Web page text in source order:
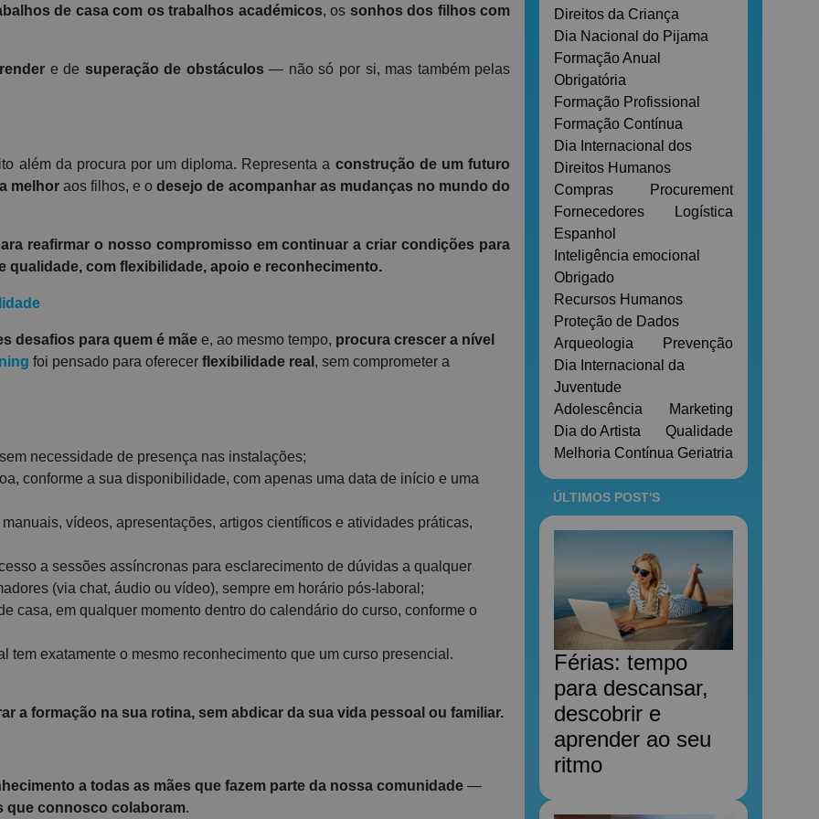
Direitos da Criança
Dia Nacional do Pijama
Formação Anual
Obrigatória
Formação Profissional
Formação Contínua
Dia Internacional dos
Direitos Humanos
Compras
Procurement
Fornecedores
Logística
Espanhol
Inteligência emocional
Obrigado
Recursos Humanos
Proteção de Dados
Arqueologia
Prevenção
Dia Internacional da
Juventude
Adolescência
Marketing
Dia do Artista
Qualidade
Melhoria Contínua Geriatria
ÚLTIMOS POST'S
Férias: tempo
para descansar,
descobrir e
aprender ao seu
ritmo
de casa com os trabalhos académicos, os sonhos dos filhos com
e de superação de obstáculos— não só por si, mas também pelas
além da procura por um diploma. Representa a construção de um futuro
melhoraos filhos, e odesejo de acompanhar as mudanças no mundo do
reafirmar o nosso compromisso em continuar a criar condições para
qualidade, com flexibilidade, apoio e reconhecimento.
desafios para quem é mãe e, ao mesmo tempo, procura crescer a nível
foi pensado para oferecer flexibilidade real , sem comprometer a
necessidade de presença nas instalações;
conforme a sua disponibilidade, com apenas uma data de início e uma
vídeos, apresentações, artigos científicos e atividades práticas,
a sessões assíncronas para esclarecimento de dúvidas a qualquer
(via chat, áudio ou vídeo), sempre em horário pós-laboral;
casa, em qualquer momento dentro do calendário do curso, conforme o
tem exatamente o mesmo reconhecimento que um curso presencial.
a formação na sua rotina, sem abdicar da sua vida pessoal ou familiar.
a todas as mães que fazem parte da nossa comunidade —
que connosco colaboram.